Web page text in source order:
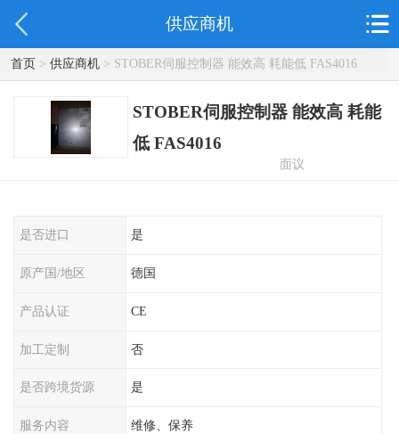
供应商机
首页> 供应商机> STOBER伺服控制器 能效高 耗能低 FAS4016
STOBER伺服控制器 能效高 耗能
低 FAS4016
面议
是否进口 是
原产国/地区 德国
产品认证 CE
加工定制 否
是否跨境货源 是
服务内容 维修、保养